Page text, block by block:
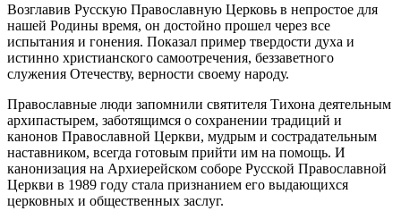
Возглавив Русскую Православную Церковь в непростое для
нашей Родины время, он достойно прошел через все
испытания и гонения. Показал пример твердости духа и
истинно христианского самоотречения, беззаветного
служения Отечеству, верности своему народу.
Православные люди запомнили святителя Тихона деятельным
архипастырем, заботящимся о сохранении традиций и
канонов Православной Церкви, мудрым и сострадательным
наставником, всегда готовым прийти им на помощь. И
канонизация на Архиерейском соборе Русской Православной
Церкви в 1989 году стала признанием его выдающихся
церковных и общественных заслуг.